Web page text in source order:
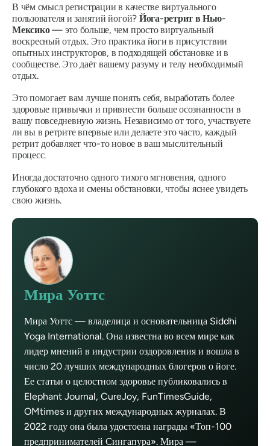
В чём смысл регистрации в качестве виртуального
пользователя и занятий йогой? Йога-ретрит в Нью-
Мексико— это больше, чем просто виртуальный
воскресный отдых. Это практика йоги в присутствии
опытных инструкторов, в подходящей обстановке и в
сообществе. Это даёт вашему разуму и телу необходимый
отдых.
Это помогает вам лучше понять себя, выработать более
здоровые привычки и привнести больше осознанности в
вашу повседневную жизнь. Независимо от того, участвуете
ли вы в ретрите впервые или делаете это часто, каждый
ретрит добавляет что-то новое в ваш мыслительный
процесс.
Иногда достаточно одного тихого мгновения, одного
глубокого вдоха и смены обстановки, чтобы яснее увидеть
свою жизнь.
Мира Уоттс
Мира Уоттс — владелица и основательница Siddhi
Yoga International. Она известна во всем мире как
лидер мнений в индустрии оздоровления и вошла в
число 20 лучших международных блогеров о йоге.
Ее статьи о целостном здоровье публиковались в
Elephant Journal, CureJoy, FunTimesGuide,
OMtimes и других международных журналах. В
2022 году она была удостоена награды «Топ-100
предпринимателей Сингапура». Мира —